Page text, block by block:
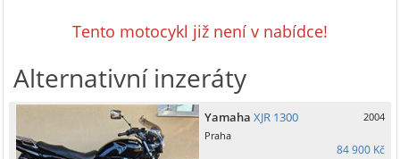
Tento motocykl již není v nabídce!
Alternativní inzeráty
Yamaha XJR 1300
2004
Praha
84 900 Kč